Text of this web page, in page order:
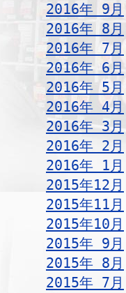
2016年 9月
2016年 8月
2016年 7月
2016年 6月
2016年 5月
2016年 4月
2016年 3月
2016年 2月
2016年 1月
2015年12月
2015年11月
2015年10月
2015年 9月
2015年 8月
2015年 7月